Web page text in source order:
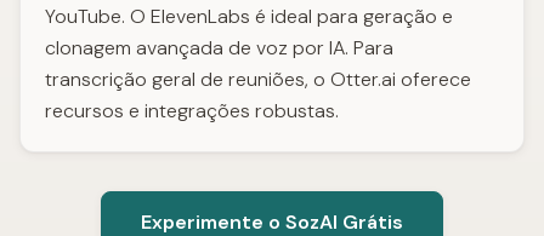
YouTube. O ElevenLabs é ideal para geração e
clonagem avançada de voz por IA. Para
transcrição geral de reuniões, o Otter.ai oferece
recursos e integrações robustas.
Experimente o SozAI Grátis